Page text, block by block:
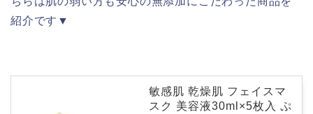
紹介です▼
敏感肌 乾燥肌 フェイスマ
スク 美容液30ml×5枚入 ぷ